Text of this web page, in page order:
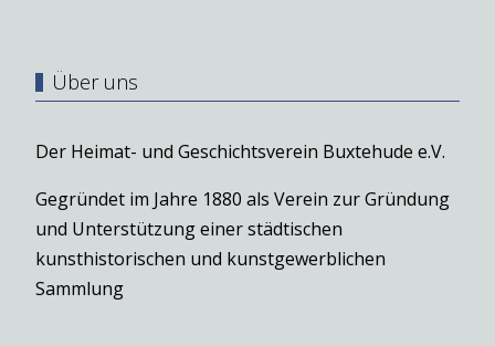
Über uns
Der Heimat- und Geschichtsverein Buxtehude e.V.
Gegründet im Jahre 1880 als Verein zur Gründung
und Unterstützung einer städtischen
kunsthistorischen und kunstgewerblichen
Sammlung